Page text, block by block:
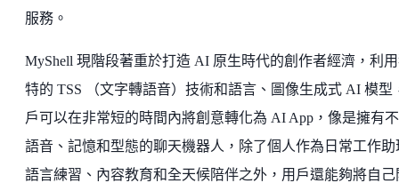
服務。
MyShell 現階段著重於打造 AI 原生時代的創作者經濟，利
特的 TSS （文字轉語音）技術和語言、圖像生成式 AI 模型
戶可以在非常短的時間內將創意轉化為 AI App，像是擁有
語音、記憶和型態的聊天機器人，除了個人作為日常工作助
語言練習、內容教育和全天候陪伴之外，用戶還能夠將自己